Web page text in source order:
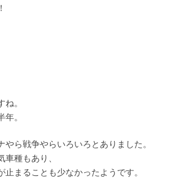
。
。
ら戦争やらいろいろとありました。
種もあり、
まることも少なかったようです。